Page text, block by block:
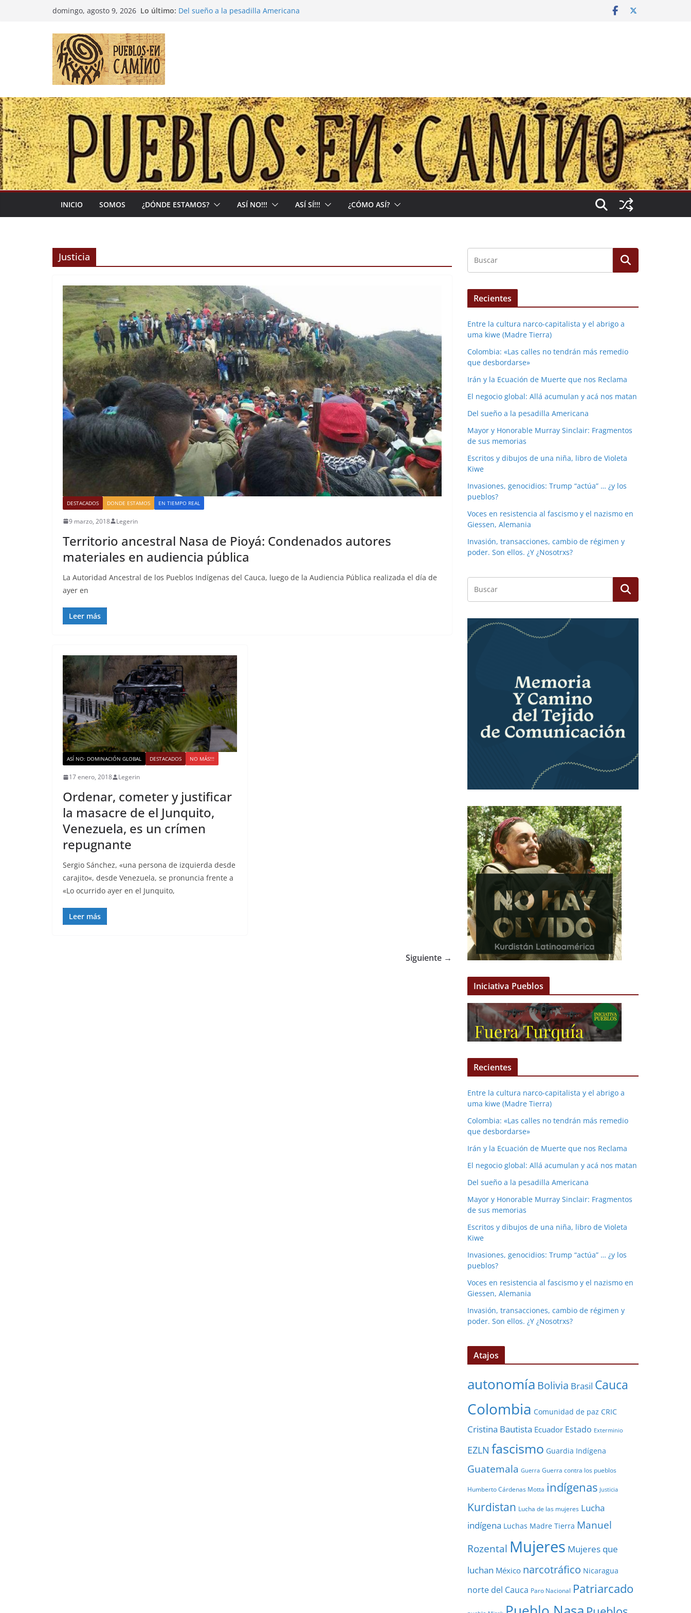
domingo, agosto 9, 2026 Lo último: Del sueño a la pesadilla Americana
INICIO SOMOS ¿DÓNDE ESTAMOS? ASÍ NO!!! ASÍ SÍ!!! ¿CÓMO ASÍ?
Justicia
DESTACADOS DONDE ESTAMOS EN TIEMPO REAL
9 marzo, 2018 Legerin
Territorio ancestral Nasa de Pioyá: Condenados autores
materiales en audiencia pública
La Autoridad Ancestral de los Pueblos Indígenas del Cauca, luego de la Audiencia Pública realizada el día de
ayer en
Leer más
ASÍ NO: DOMINACIÓN GLOBAL DESTACADOS NO MÁS!!!
17 enero, 2018 Legerin
Ordenar, cometer y justificar
la masacre de el Junquito,
Venezuela, es un crímen
repugnante
Sergio Sánchez, «una persona de izquierda desde
carajito«, desde Venezuela, se pronuncia frente a
«Lo ocurrido ayer en el Junquito,
Leer más
Siguiente →
Recientes
Entre la cultura narco-capitalista y el abrigo a
uma kiwe (Madre Tierra)
Colombia: «Las calles no tendrán más remedio
que desbordarse»
Irán y la Ecuación de Muerte que nos Reclama
El negocio global: Allá acumulan y acá nos matan
Del sueño a la pesadilla Americana
Mayor y Honorable Murray Sinclair: Fragmentos
de sus memorias
Escritos y dibujos de una niña, libro de Violeta
Kiwe
Invasiones, genocidios: Trump “actúa” … ¿y los
pueblos?
Voces en resistencia al fascismo y el nazismo en
Giessen, Alemania
Invasión, transacciones, cambio de régimen y
poder. Son ellos. ¿Y ¿Nosotrxs?
Iniciativa Pueblos
Recientes
Entre la cultura narco-capitalista y el abrigo a
uma kiwe (Madre Tierra)
Colombia: «Las calles no tendrán más remedio
que desbordarse»
Irán y la Ecuación de Muerte que nos Reclama
El negocio global: Allá acumulan y acá nos matan
Del sueño a la pesadilla Americana
Mayor y Honorable Murray Sinclair: Fragmentos
de sus memorias
Escritos y dibujos de una niña, libro de Violeta
Kiwe
Invasiones, genocidios: Trump “actúa” … ¿y los
pueblos?
Voces en resistencia al fascismo y el nazismo en
Giessen, Alemania
Invasión, transacciones, cambio de régimen y
poder. Son ellos. ¿Y ¿Nosotrxs?
Atajos
autonomía Bolivia Brasil Cauca
Colombia Comunidad de paz CRIC
Cristina Bautista Ecuador Estado Exterminio
EZLN fascismo Guardia Indígena
Guatemala Guerra Guerra contra los pueblos
Humberto Cárdenas Motta indígenas Justicia
Kurdistan Lucha de las mujeres Lucha
indígena Luchas Madre Tierra Manuel
Rozental Mujeres Mujeres que
luchan México narcotráfico Nicaragua
norte del Cauca Paro Nacional Patriarcado